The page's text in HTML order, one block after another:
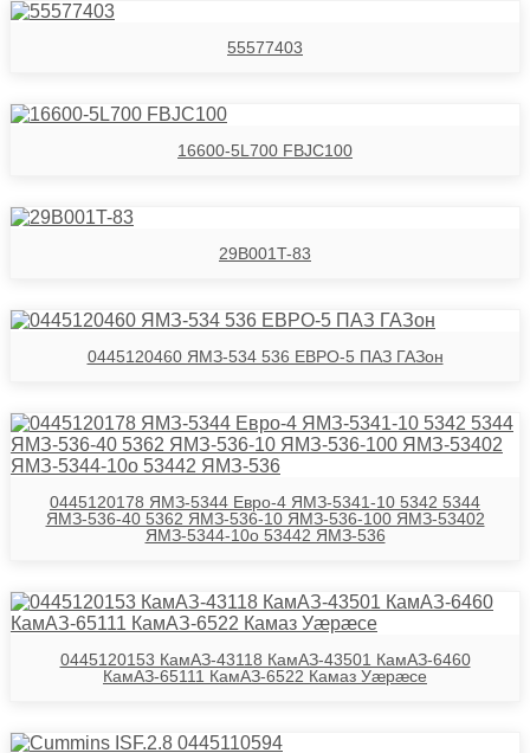
55577403
16600-5L700 FBJC100
29B001T-83
0445120460 ЯМЗ-534 536 ЕВРО-5 ПАЗ ГАЗон
0445120178 ЯМЗ-5344 Евро-4 ЯМЗ-5341-10 5342 5344
ЯМЗ-536-40 5362 ЯМЗ-536-10 ЯМЗ-536-100 ЯМЗ-53402
ЯМЗ-5344-10о 53442 ЯМЗ-536
0445120153 КамАЗ-43118 КамАЗ-43501 КамАЗ-6460
КамАЗ-65111 КамАЗ-6522 Камаз Уӕрӕсе